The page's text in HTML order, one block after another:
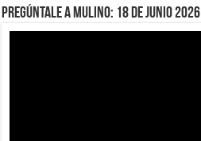
Pregúntale a Mulino: 18 de junio 2026